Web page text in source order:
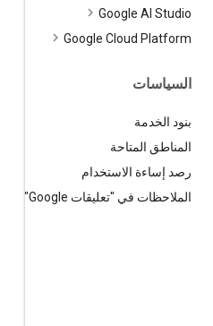
Google AI Studio
Google Cloud Platform
السياسات
بنود الخدمة
المناطق المتاحة
رصد إساءة الاستخدام
الملاحظات في "تعليقات Google"
prize: www.definitely-